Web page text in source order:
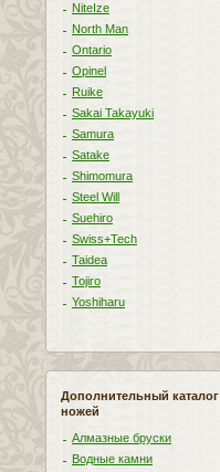
NiteIze
North Man
Ontario
Opinel
Ruike
Sakai Takayuki
Samura
Satake
Shimomura
Steel Will
Suehiro
Swiss+Tech
Taidea
Tojiro
Yoshiharu
Дополнительный каталог
ножей
Алмазные бруски
Водные камни